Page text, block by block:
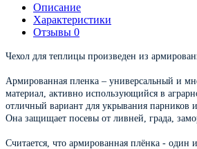
Описание
Характеристики
Отзывы 0
Чехол для теплицы произведен из
Армированная пленка – универсальный и
материал, активно использующийся в
отличный вариант для укрывания парников
Она защищает посевы от ливней, града,
Считается, что армированная плёнка - один